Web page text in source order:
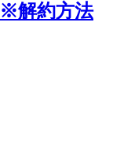
解約方法